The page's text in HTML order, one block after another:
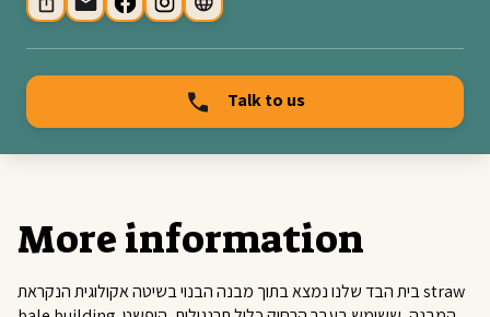
Talk to us
More information
בית הבד שלנו נמצא בתוך מבנה הבנוי בשיטה אקולוגית הנקראת straw